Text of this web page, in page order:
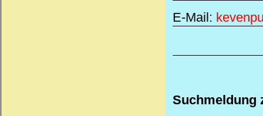
E-Mail:
Suchmeldung